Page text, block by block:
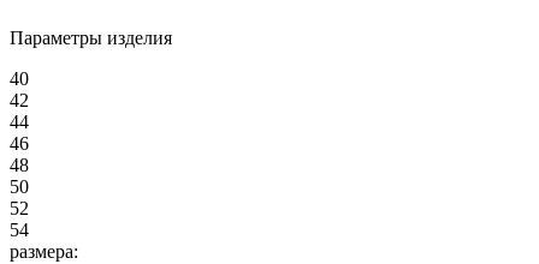
Параметры изделия
40
42
44
46
48
50
52
54
размера: